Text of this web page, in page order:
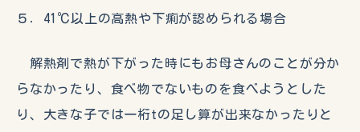
５．41℃以上の高熱や下痢が認められる場合
解熱剤で熱が下がった時にもお母さんのことが分か
らなかったり、食べ物でないものを食べようとした
り、大きな子では一桁tの足し算が出来なかったりと